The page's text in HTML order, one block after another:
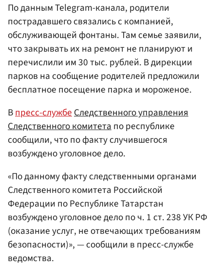
По данным Telegram-канала, родители
пострадавшего связались с компанией,
обслуживающей фонтаны. Там семье заявили,
что закрывать их на ремонт не планируют и
перечислили им 30 тыс. рублей. В дирекции
парков на сообщение родителей предложили
бесплатное посещение парка и мороженое.
Впресс-службеСледственного управления
Следственного комитетапо республике
сообщили, что по факту случившегося
возбуждено уголовное дело.
«По данному факту следственными органами
Следственного комитета Российской
Федерации по Республике Татарстан
возбуждено уголовное дело по ч. 1 ст. 238 УК РФ
(оказание услуг, не отвечающих требованиям
безопасности)», — сообщили в пресс-службе
ведомства.